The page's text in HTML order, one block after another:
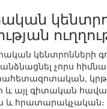
կենտրոնների
չորս
և այլ գիտական
և հրատարակչական։